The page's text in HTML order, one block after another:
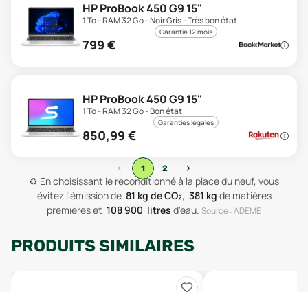
HP ProBook 450 G9 15"
1 To - RAM 32 Go - Noir Gris - Très bon état
Garantie 12 mois
799 €
HP ProBook 450 G9 15"
1 To - RAM 32 Go - Bon état
Garanties légales
850,99 €
‹ 1 2
›
♻️ En choisissant le reconditionné à la place du neuf, vous
évitez l'émission de 81 kg de CO₂, 381 kg de matières
premièreset 108 900 litres d'eau. Source : ADEME
PRODUITS SIMILAIRES